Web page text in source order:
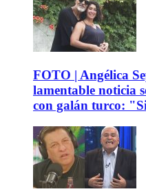
FOTO | Angélica
lamentable noticia
con galán turco: